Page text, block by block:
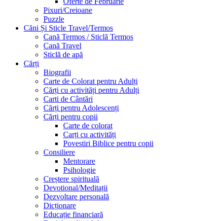
Pixuri/Creioane
Puzzle
Căni Și Sticle Travel/Termos
Cană Termos / Sticlă Termos
Cană Travel
Sticlă de apă
Cărți
Biografii
Carte de Colorat pentru Adulți
Cărți cu activități pentru Adulți
Carti de Cântări
Cărți pentru Adolescenți
Cărți pentru copii
Carte de colorat
Carți cu activități
Povestiri Biblice pentru copii
Consiliere
Mentorare
Psihologie
Creștere spirituală
Devotional/Meditații
Dezvoltare personală
Dicționare
Educație financiară